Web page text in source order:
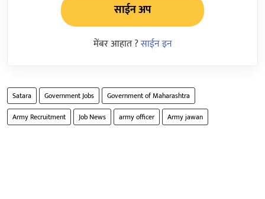
साईन अप
मेंबर आहात ?साईन इन
Satara Government Jobs
Government of Maharashtra
Army Recruitment
Job News army officer Army jawan